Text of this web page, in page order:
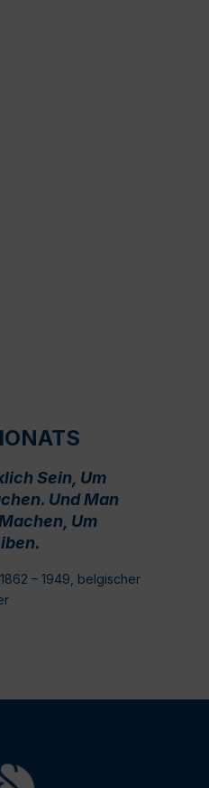
Sein, Um
Und Man
Um
– 1949, belgischer